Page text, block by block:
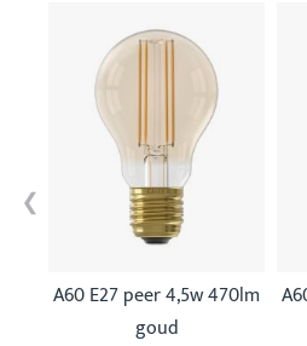
carousel
A60 E27 peer 4,5w 470lm
goud